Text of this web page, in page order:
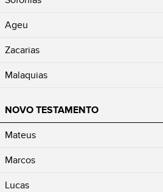
Ageu
Zacarias
Malaquias
NOVO TESTAMENTO
Mateus
Marcos
Lucas